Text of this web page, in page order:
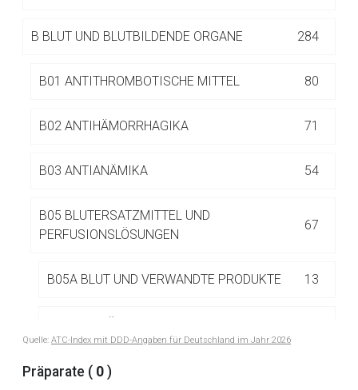
B BLUT UND BLUTBILDENDE ORGANE 284
B01 ANTITHROMBOTISCHE MITTEL 80
B02 ANTIHÄMORRHAGIKA 71
B03 ANTIANÄMIKA 54
B05 BLUTERSATZMITTEL UND
PERFUSIONSLÖSUNGEN
67
B05A BLUT UND VERWANDTE PRODUKTE 13
B05D LÖSUNGEN ZUR PERITONEALDIALYSE
Quelle: ATC-Index mit DDD-Angaben für Deutschland im Jahr 2026
Präparate ( 0 )
Seite. Für die Inhalte der externen Web-Seite ist deren
Zurück zur rote-liste.de Zur Seite